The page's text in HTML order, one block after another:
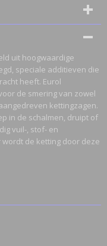
uit hoogwaardige
speciale additieven die
heeft. Eurol
de smering van zowel
kettingzagen.
in de schalmen, druipt of
vuil-, stof- en
de ketting door deze